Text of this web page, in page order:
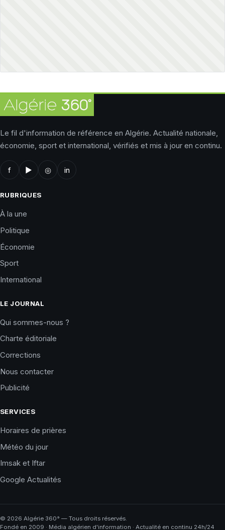
Le fil d'information de référence en Algérie. Actualité nationale,
économie, sport et international, vérifiés et mis à jour en continu.
f ▶ ◎ in
RUBRIQUES
À la une
Politique
Économie
Sport
International
LE JOURNAL
Qui sommes-nous ?
Charte éditoriale
Corrections
Nous contacter
Publicité
SERVICES
Horaires de prières
Météo du jour
Imsak et Iftar
Google Actualités
© 2026 Algérie 360° — Tous droits réservés.
Fondé en 2009 · Média algérien d'information · Actualité en continu 24h/24